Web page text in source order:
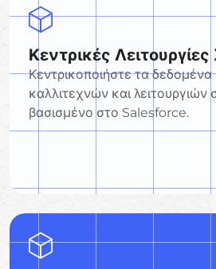
Κεντρικές
Κεντρικοποιήστε τα
καλλιτεχνών και
βασισμένο στο Salesforce.